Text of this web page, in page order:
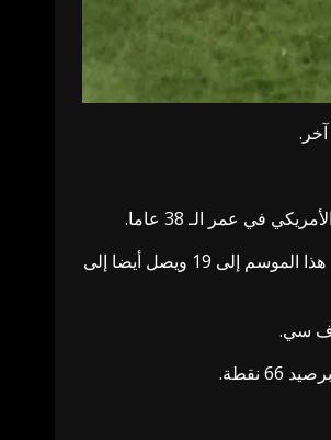
ولم يقتصر دور ميسي في المباراة على تسجيل الهاتريك فحسب، بل استطاع أن يصنع هدفا آخر في المباراة لتصل تمريراته الحاسمة في الدوري الأمريكي هذا الموسم إلى 19 ويصل أيضا إلى